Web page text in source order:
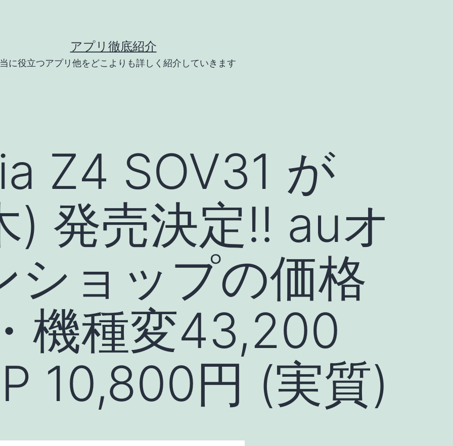
アプリ徹底紹介
に役立つアプリ他をどこよりも詳しく紹介していきます
Z4 SOV31 が
) 発売決定!! auオ
ショップの価格
機種変43,200
10,800円 (実質)